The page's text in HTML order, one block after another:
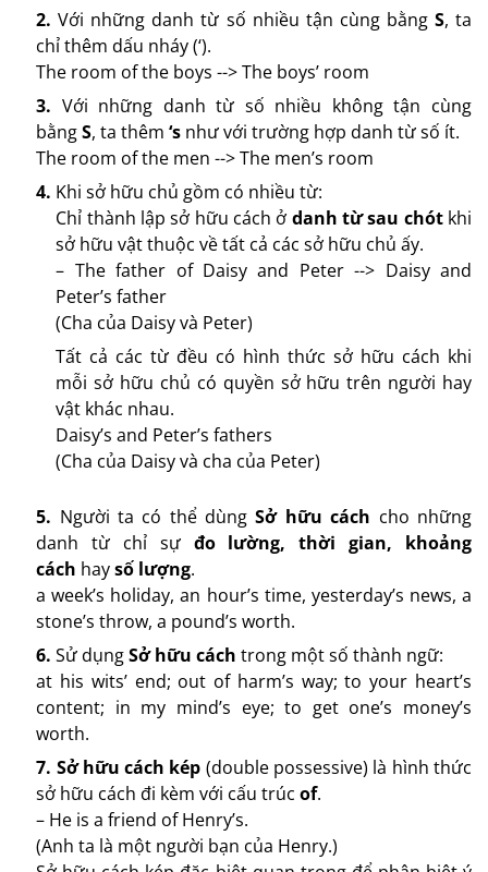
2. Với những danh từ số nhiều tận cùng bằng S, ta
chỉ thêm dấu nháy (‘).
The room of the boys --> The boys’ room
3. Với những danh từ số nhiều không tận cùng
bằngS, ta thêm‘s như với trường hợp danh từ số ít.
The room of the men --> The men’s room
4. Khi sở hữu chủ gồm có nhiều từ:
Chỉ thành lập sở hữu cách ở danh từ sau chótkhi
sở hữu vật thuộc về tất cả các sở hữu chủ ấy.
– The father of Daisy and Peter --> Daisy and
Peter’s father
(Cha của Daisy và Peter)
Tất cả các từ đều có hình thức sở hữu cách khi
mỗi sở hữu chủ có quyền sở hữu trên người hay
vật khác nhau.
Daisy’s and Peter’s fathers
(Cha của Daisy và cha của Peter)
5. Người ta có thể dùng Sở hữu cách cho những
danh từ chỉ sự đo lường, thời gian, khoảng
cách haysố lượng.
a week’s holiday, an hour’s time, yesterday’s news, a
stone’s throw, a pound’s worth.
6. Sử dụngSở hữu cách trong một số thành ngữ:
at his wits’ end; out of harm’s way; to your heart’s
content; in my mind’s eye; to get one’s money’s
worth.
7. Sở hữu cách kép (double possessive) là hình thức
sở hữu cách đi kèm với cấu trúcof.
– He is a friend of Henry’s.
(Anh ta là một người bạn của Henry.)